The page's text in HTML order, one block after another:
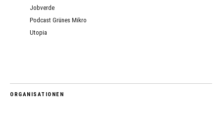
Jobverde
Podcast Grünes Mikro
Utopia
ORGANISATIONEN